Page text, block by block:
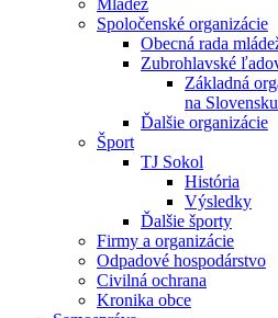
Mládež
Spoločenské organizácie
Obecná rada
Zubrohlavské
Základná
na
Ďalšie organizácie
Šport
TJ Sokol
História
Výsledky
Ďalšie športy
Firmy a organizácie
Odpadové hospodárstvo
Civilná ochrana
Kronika obce